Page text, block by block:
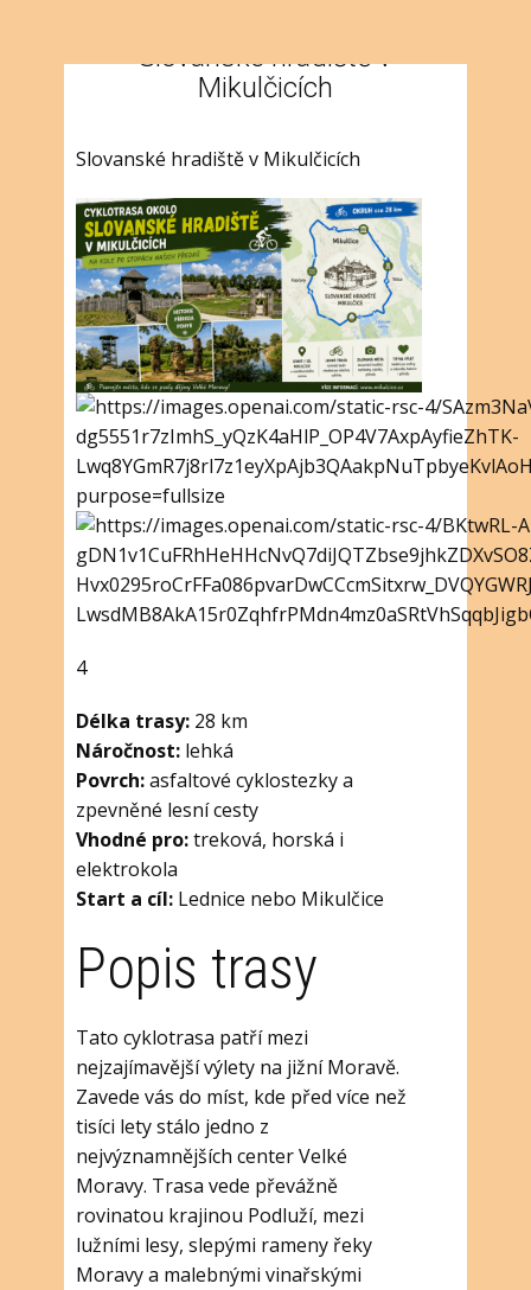
Slovanské hradiště v
Mikulčicích
Slovanské hradiště v Mikulčicích
4
Délka trasy: 28 km
Náročnost: lehká
Povrch:asfaltové cyklostezky a
zpevněné lesní cesty
Vhodné pro:treková, horská i
elektrokola
Start a cíl: Lednice nebo Mikulčice
Popis trasy
Tato cyklotrasa patří mezi
nejzajímavější výlety na jižní Moravě.
Zavede vás do míst, kde před více než
tisíci lety stálo jedno z
nejvýznamnějších center Velké
Moravy. Trasa vede převážně
rovinatou krajinou Podluží, mezi
lužními lesy, slepými rameny řeky
Moravy a malebnými vinařskými